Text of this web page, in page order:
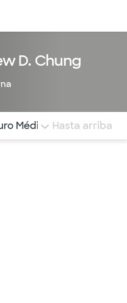
D. Chung
rápidamente a
Médico COMENTARIOS
Hasta arriba